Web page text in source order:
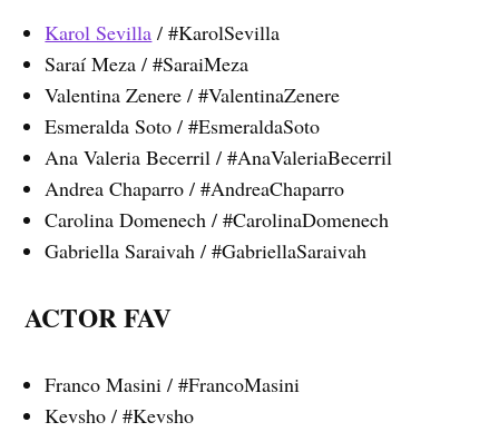
Karol Sevilla / #KarolSevilla
Saraí Meza / #SaraiMeza
Valentina Zenere / #ValentinaZenere
Esmeralda Soto / #EsmeraldaSoto
Ana Valeria Becerril / #AnaValeriaBecerril
Andrea Chaparro / #AndreaChaparro
Carolina Domenech / #CarolinaDomenech
Gabriella Saraivah / #GabriellaSaraivah
ACTOR FAV
Franco Masini / #FrancoMasini
Kevsho / #Kevsho